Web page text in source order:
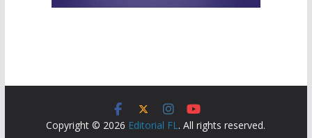
Copyright © 2026 Editorial FL. All rights reserved.